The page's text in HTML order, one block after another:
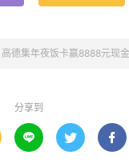
高德集年夜饭卡赢8888元现
分享到
  